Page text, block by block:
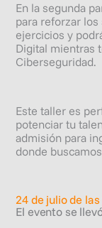
En la segunda
para reforzar
ejercicios y
Digital mientras
Ciberseguridad.
Este taller es
potenciar tu
admisión para
donde
24 de julio de
El evento se